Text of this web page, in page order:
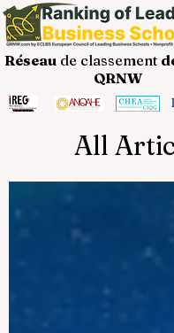
Réseau de classement
QRNW
All